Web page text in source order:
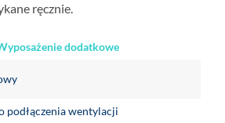
ręcznie.
dodatkowe
podłączenia wentylacji